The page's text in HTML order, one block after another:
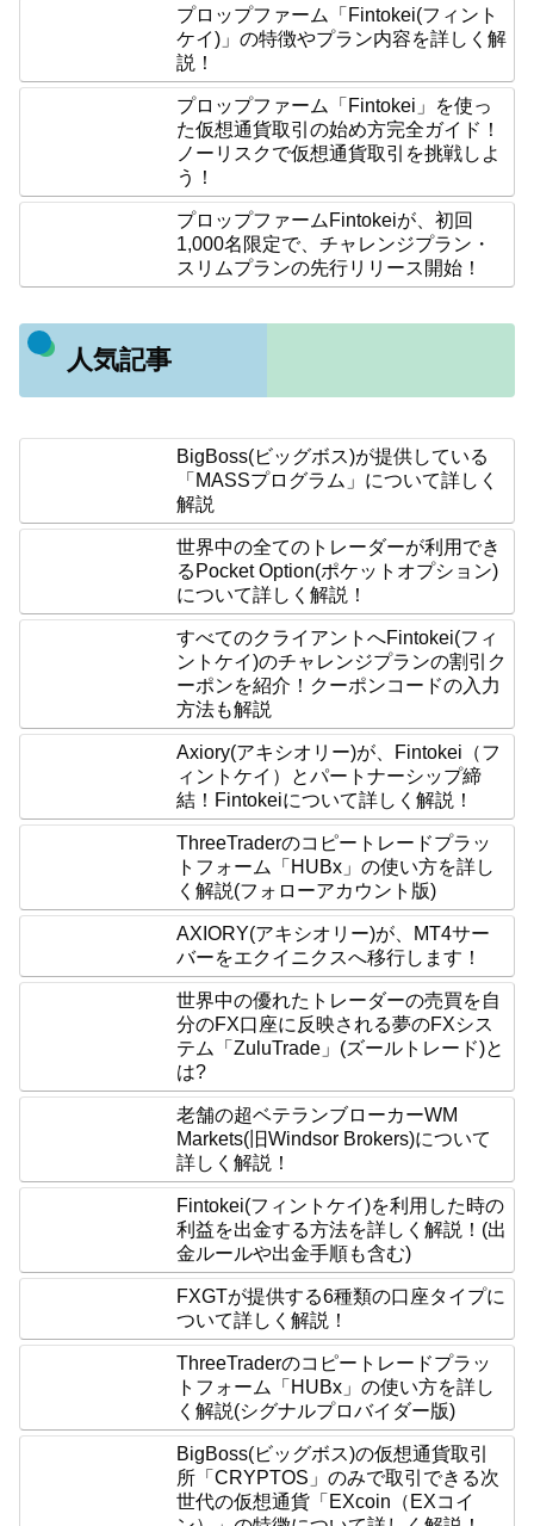
プロップファーム「Fintokei(フィント
ケイ)」の特徴やプラン内容を詳しく解
説！
プロップファーム「Fintokei」を使っ
た仮想通貨取引の始め方完全ガイド！
ノーリスクで仮想通貨取引を挑戦しよ
う！
プロップファームFintokeiが、初回
1,000名限定で、チャレンジプラン・
スリムプランの先行リリース開始！
人気記事
BigBoss(ビッグボス)が提供している
「MASSプログラム」について詳しく
解説
世界中の全てのトレーダーが利用でき
るPocket Option(ポケットオプション)
について詳しく解説！
すべてのクライアントへFintokei(フィ
ントケイ)のチャレンジプランの割引ク
ーポンを紹介！クーポンコードの入力
方法も解説
Axiory(アキシオリー)が、Fintokei（フ
ィントケイ）とパートナーシップ締
結！Fintokeiについて詳しく解説！
ThreeTraderのコピートレードプラッ
トフォーム「HUBx」の使い方を詳し
く解説(フォローアカウント版)
AXIORY(アキシオリー)が、MT4サー
バーをエクイニクスへ移行します！
世界中の優れたトレーダーの売買を自
分のFX口座に反映される夢のFXシス
テム「ZuluTrade」(ズールトレード)と
は?
老舗の超ベテランブローカーWM
Markets(旧Windsor Brokers)について
詳しく解説！
Fintokei(フィントケイ)を利用した時の
利益を出金する方法を詳しく解説！(出
金ルールや出金手順も含む)
FXGTが提供する6種類の口座タイプに
ついて詳しく解説！
ThreeTraderのコピートレードプラッ
トフォーム「HUBx」の使い方を詳し
く解説(シグナルプロバイダー版)
BigBoss(ビッグボス)の仮想通貨取引
所「CRYPTOS」のみで取引できる次
世代の仮想通貨「EXcoin（EXコイ